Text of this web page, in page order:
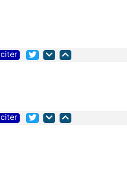
citer
citer